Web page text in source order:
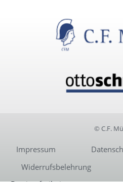
© C.F.
Impressum
Widerrufsbelehrung